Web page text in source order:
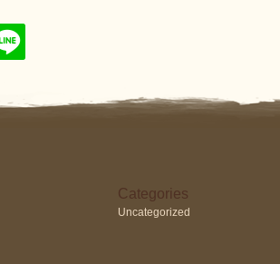
Categories
Uncategorized